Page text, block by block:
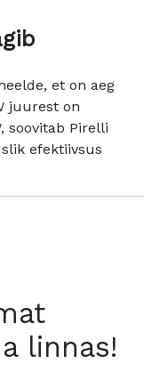
et on aeg
juurest on
Pirelli
efektiivsus
linnas!